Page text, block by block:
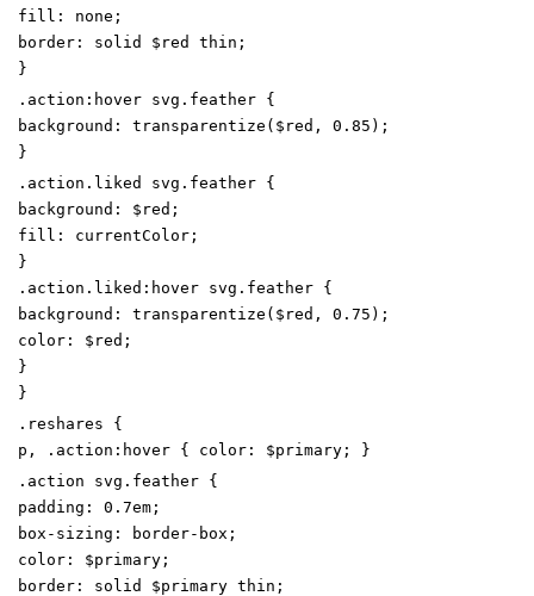
fill : none ;
border : solid $red thin ;
}
. action : hover svg . feather {
background : transparentize ( $red , 0 .85 ) ;
}
. action . liked svg . feather {
background : $red ;
fill : currentColor ;
}
. action . liked : hover svg . feather {
background : transparentize ( $red , 0 .75 ) ;
color : $red ;
}
}
. reshares
{
p , . action : hover { color : $primary ;
}
. action svg . feather {
padding : 0 .7em ;
box-sizing : border-box ;
color : $primary ;
border : solid $primary thin ;